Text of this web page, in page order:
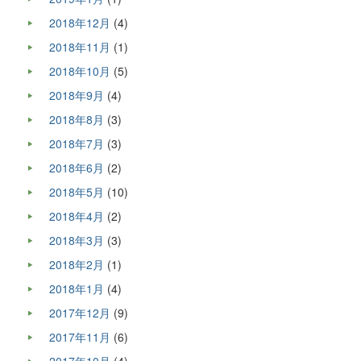
2018年12月 (4)
2018年11月 (1)
2018年10月 (5)
2018年9月 (4)
2018年8月 (3)
2018年7月 (3)
2018年6月 (2)
2018年5月 (10)
2018年4月 (2)
2018年3月 (3)
2018年2月 (1)
2018年1月 (4)
2017年12月 (9)
2017年11月 (6)